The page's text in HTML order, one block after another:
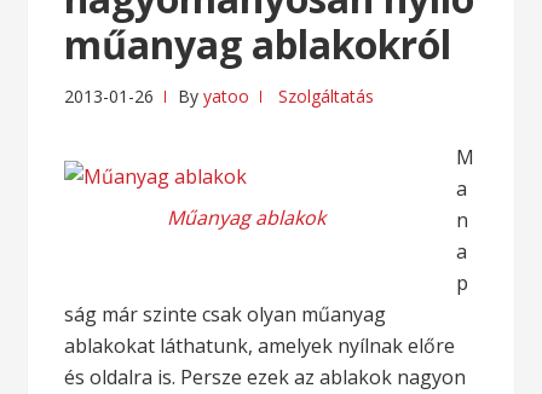
műanyag ablakokról
2013-01-26 Byyatoo Szolgáltatás
Műanyag ablakok
M
a
n
a
p
ság már szinte csak olyan műanyag
ablakokat láthatunk, amelyek nyílnak előre
és oldalra is. Persze ezek az ablakok nagyon